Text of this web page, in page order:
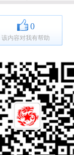
0
该内容对我有帮助